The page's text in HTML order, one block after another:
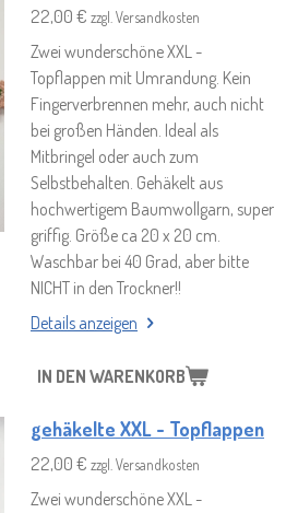
22,00 € zzgl. Versandkosten
Zwei wunderschöne XXL -
Topflappen mit Umrandung. Kein
Fingerverbrennen mehr, auch nicht
bei großen Händen. Ideal als
Mitbringel oder auch zum
Selbstbehalten. Gehäkelt aus
hochwertigem Baumwollgarn, super
griffig. Größe ca 20 x 20 cm.
Waschbar bei 40 Grad, aber bitte
NICHT in den Trockner!!
Details anzeigen
IN DEN WARENKORB
gehäkelte XXL - Topflappen
22,00 € zzgl. Versandkosten
Zwei wunderschöne XXL -